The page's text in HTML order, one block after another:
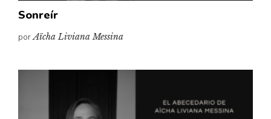
Sonreír
porAïcha Liviana Messina